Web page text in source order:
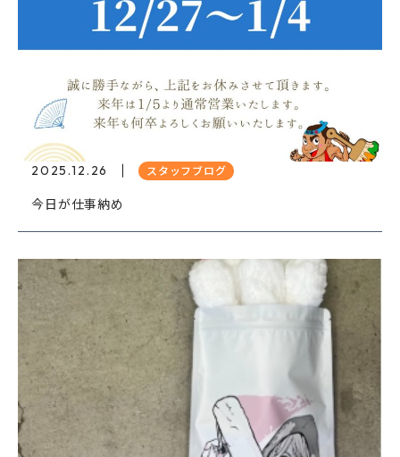
2025.12.26 スタッフブログ
今日が仕事納め